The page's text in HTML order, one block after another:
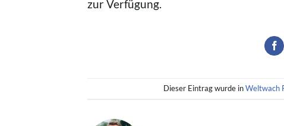
zur Verfügung.
Dieser Eintrag wurde inWeltwach